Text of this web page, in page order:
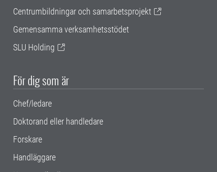
Centrumbildningar och samarbetsprojekt
Gemensamma verksamhetsstödet
SLU Holding
För dig som är
Chef/ledare
Doktorand eller handledare
Forskare
Handläggare